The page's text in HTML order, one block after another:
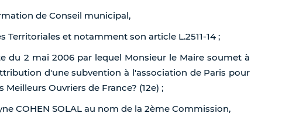
de Conseil municipal,
Territoriales et notamment son article L.2511-14 ;
du 2 mai 2006 par lequel Monsieur le Maire soumet à
d'une subvention à l'association de Paris pour
Ouvriers de France? (12e) ;
COHEN SOLAL au nom de la 2ème Commission,